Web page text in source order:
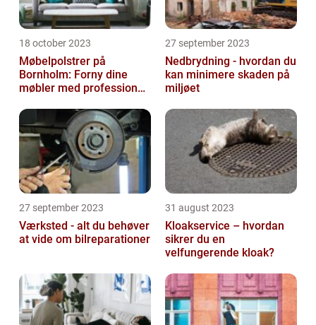
18 october 2023
Møbelpolstrer på
Bornholm: Forny dine
møbler med professionel
27 september 2023
Nedbrydning - hvordan du
kan minimere skaden på
miljøet
27 september 2023
Værksted - alt du behøver
at vide om bilreparationer
31 august 2023
Kloakservice – hvordan
sikrer du en
velfungerende kloak?